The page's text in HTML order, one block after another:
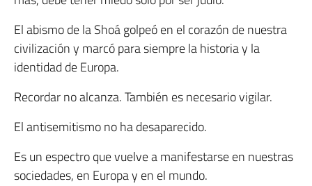
El abismo de la Shoá golpeó en el corazón de nuestra
civilización y marcó para siempre la historia y la
identidad de Europa.
Recordar no alcanza. También es necesario vigilar.
El antisemitismo no ha desaparecido.
Es un espectro que vuelve a manifestarse en nuestras
sociedades, en Europa y en el mundo.